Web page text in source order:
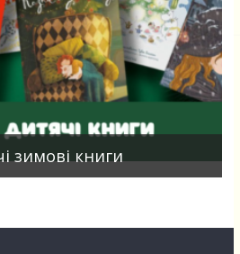
зимові книги